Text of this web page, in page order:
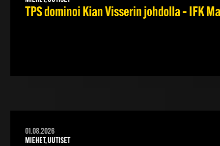
TPS dominoi Kian Visserin johdolla – IFK
01.08.2026
MIEHET, UUTISET